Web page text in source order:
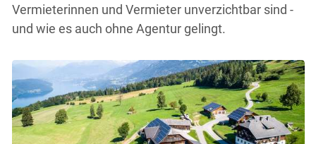
Vermieterinnen und Vermieter unverzichtbar sind -
und wie es auch ohne Agentur gelingt.